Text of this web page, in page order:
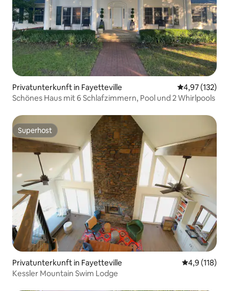
Privatunterkunft in Fayetteville
4,97 (132)
Schönes Haus mit 6 Schlafzimmern, Pool und 2 Whirlpools
Superhost
Superhost
Privatunterkunft in Fayetteville
4,9 (118)
Kessler Mountain Swim Lodge